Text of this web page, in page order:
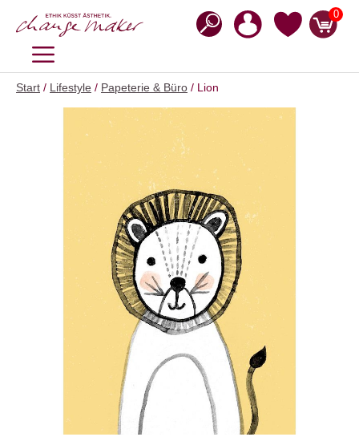
Inhalt
0
MENÜ
Start / Lifestyle / Papeterie & Büro / Lion